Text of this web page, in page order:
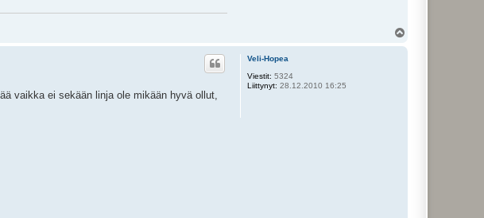
Veli-Hopea
Viestit: 5324
Liittynyt: 28.12.2010 16:25
vaikka ei sekään linja ole mikään hyvä ollut,